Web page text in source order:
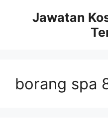
Jawatan
borang spa